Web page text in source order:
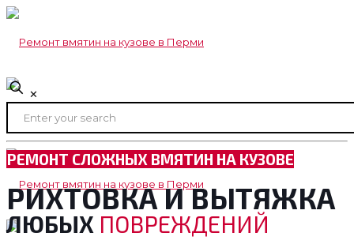
✕
РЕМОНТ СЛОЖНЫХ ВМЯТИН НА КУЗОВЕ
РИХТОВКА И ВЫТЯЖКА
ЛЮБЫХ ПОВРЕЖДЕНИЙ